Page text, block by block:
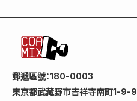
郵遞區號：180-0003
東京都武藏野市吉祥寺南町1-9-9